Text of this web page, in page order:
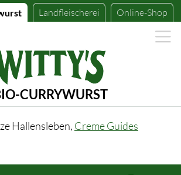
Landfleischerei Online-Shop
CURRYWURST
Hallensleben, Creme Guides